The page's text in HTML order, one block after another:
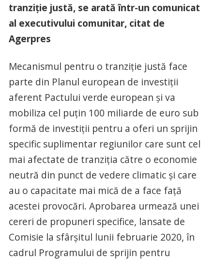
tranziţie justă, se arată într-un comunicat
al executivului comunitar, citat de
Agerpres
Mecanismul pentru o tranziţie justă face
parte din Planul european de investiţii
aferent Pactului verde european şi va
mobiliza cel puţin 100 miliarde de euro sub
formă de investiţii pentru a oferi un sprijin
specific suplimentar regiunilor care sunt cel
mai afectate de tranziţia către o economie
neutră din punct de vedere climatic şi care
au o capacitate mai mică de a face faţă
acestei provocări. Aprobarea urmează unei
cereri de propuneri specifice, lansate de
Comisie la sfârşitul lunii februarie 2020, în
cadrul Programului de sprijin pentru